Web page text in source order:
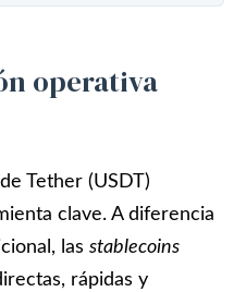
operativa
Tether (USDT)
clave. A diferencia
las stablecoins
rápidas y